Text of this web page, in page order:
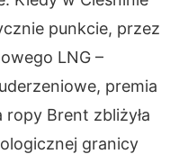
punkcie, przez
LNG –
premia
ropy Brent zbliżyła
granicy